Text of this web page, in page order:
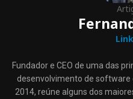
Fundador e CEO de uma das
desenvolvimento de software
2014, reúne alguns dos